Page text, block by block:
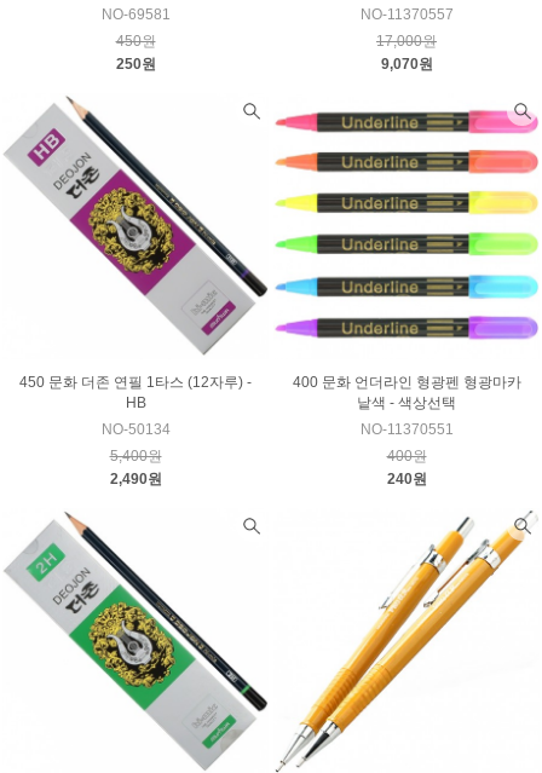
NO-69581
450원
250원
NO-11370557
17,000원
9,070원
450 문화 더존 연필 1타스 (12자루) -
HB
NO-50134
5,400원
2,490원
400 문화 언더라인 형광펜 형광마카
낱색 - 색상선택
NO-11370551
400원
240원